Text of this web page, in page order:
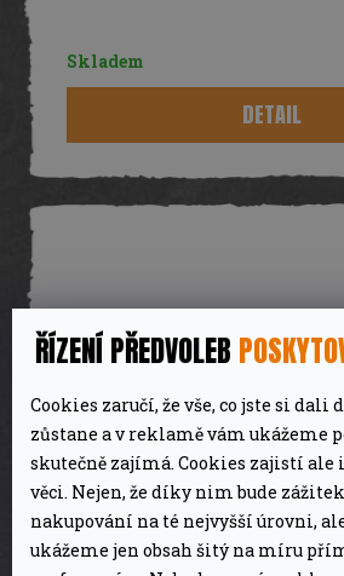
ŘÍZENÍ PŘEDVOLEB
Cookies zaručí, že vše, co jste si dali
zůstane a v reklamě vám ukážeme
skutečně zajímá. Cookies zajistí ale
věci. Nejen, že díky nim bude
nakupování na té nejvyšší úrovni,
ukážeme jen obsah šitý na míru
Skladem
DETAIL